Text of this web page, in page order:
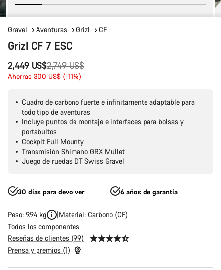
Gravel Aventuras Grizl CF
Grizl CF 7 ESC
2,449 US$
Precio
original
2,749 US$
Ahorras 300 US$ (-11%)
Cuadro de carbono fuerte e infinitamente adaptable para
todo tipo de aventuras
Incluye puntos de montaje e interfaces para bolsas y
portabultos
Cockpit Full Mounty
Transmisión Shimano GRX Mullet
Juego de ruedas DT Swiss Gravel
30 días para devolver 6 años de garantía
Peso: 9.94 kg
Material: Carbono (CF)
Todos los componentes
Reseñas de clientes (99)
Prensa y premios (1)